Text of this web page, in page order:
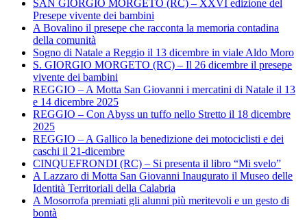
SAN GIORGIO MORGETO (RC) – XXVI edizione del
Presepe vivente dei bambini
A Bovalino il presepe che racconta la memoria contadina
della comunità
Sogno di Natale a Reggio il 13 dicembre in viale Aldo Moro
S. GIORGIO MORGETO (RC) – Il 26 dicembre il presepe
vivente dei bambini
REGGIO – A Motta San Giovanni i mercatini di Natale il 13
e 14 dicembre 2025
REGGIO – Con Abyss un tuffo nello Stretto il 18 dicembre
2025
REGGIO – A Gallico la benedizione dei motociclisti e dei
caschi il 21-dicembre
CINQUEFRONDI (RC) – Si presenta il libro “Mi svelo”
A Lazzaro di Motta San Giovanni Inaugurato il Museo delle
Identità Territoriali della Calabria
A Mosorrofa premiati gli alunni più meritevoli e un gesto di
bontà